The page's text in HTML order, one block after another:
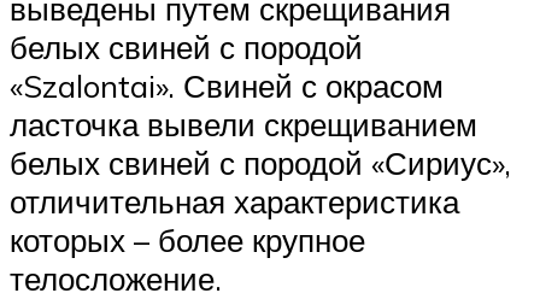
выведены путем скрещивания
белых свиней с породой
«Szalontai». Свиней с окрасом
ласточка вывели скрещиванием
белых свиней с породой «Сириус»,
отличительная характеристика
которых – более крупное
телосложение.